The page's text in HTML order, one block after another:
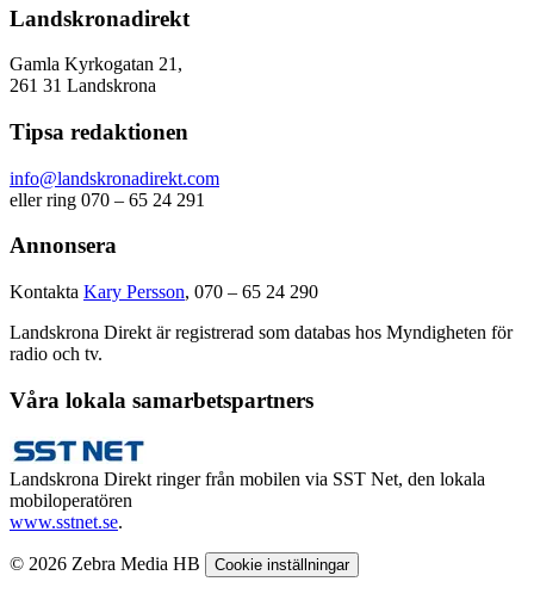
Landskronadirekt
Gamla Kyrkogatan 21,
261 31 Landskrona
Tipsa redaktionen
info@landskronadirekt.com
eller ring 070 – 65 24 291
Annonsera
Kontakta Kary Persson, 070 – 65 24 290
Landskrona Direkt är registrerad som databas hos Myndigheten för
radio och tv.
Våra lokala samarbetspartners
Landskrona Direkt ringer från mobilen via SST Net, den lokala
mobiloperatören
www.sstnet.se.
© 2026 Zebra Media HB Cookie inställningar